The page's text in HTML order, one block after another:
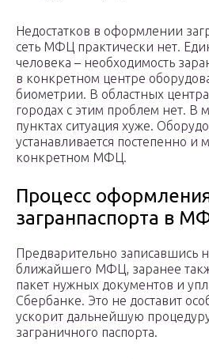
Недостатков в оформлении
сеть МФЦ практически нет.
человека – необходимость
в конкретном центре
биометрии. В областных
городах с этим проблем нет. В
пунктах ситуация хуже.
устанавливается постепенно и
конкретном МФЦ.
Процесс
загранпаспорта в
Предварительно записавшись
ближайшего МФЦ, заранее
пакет нужных документов и
Сбербанке. Это не доставит
ускорит дальнейшую
заграничного паспорта.